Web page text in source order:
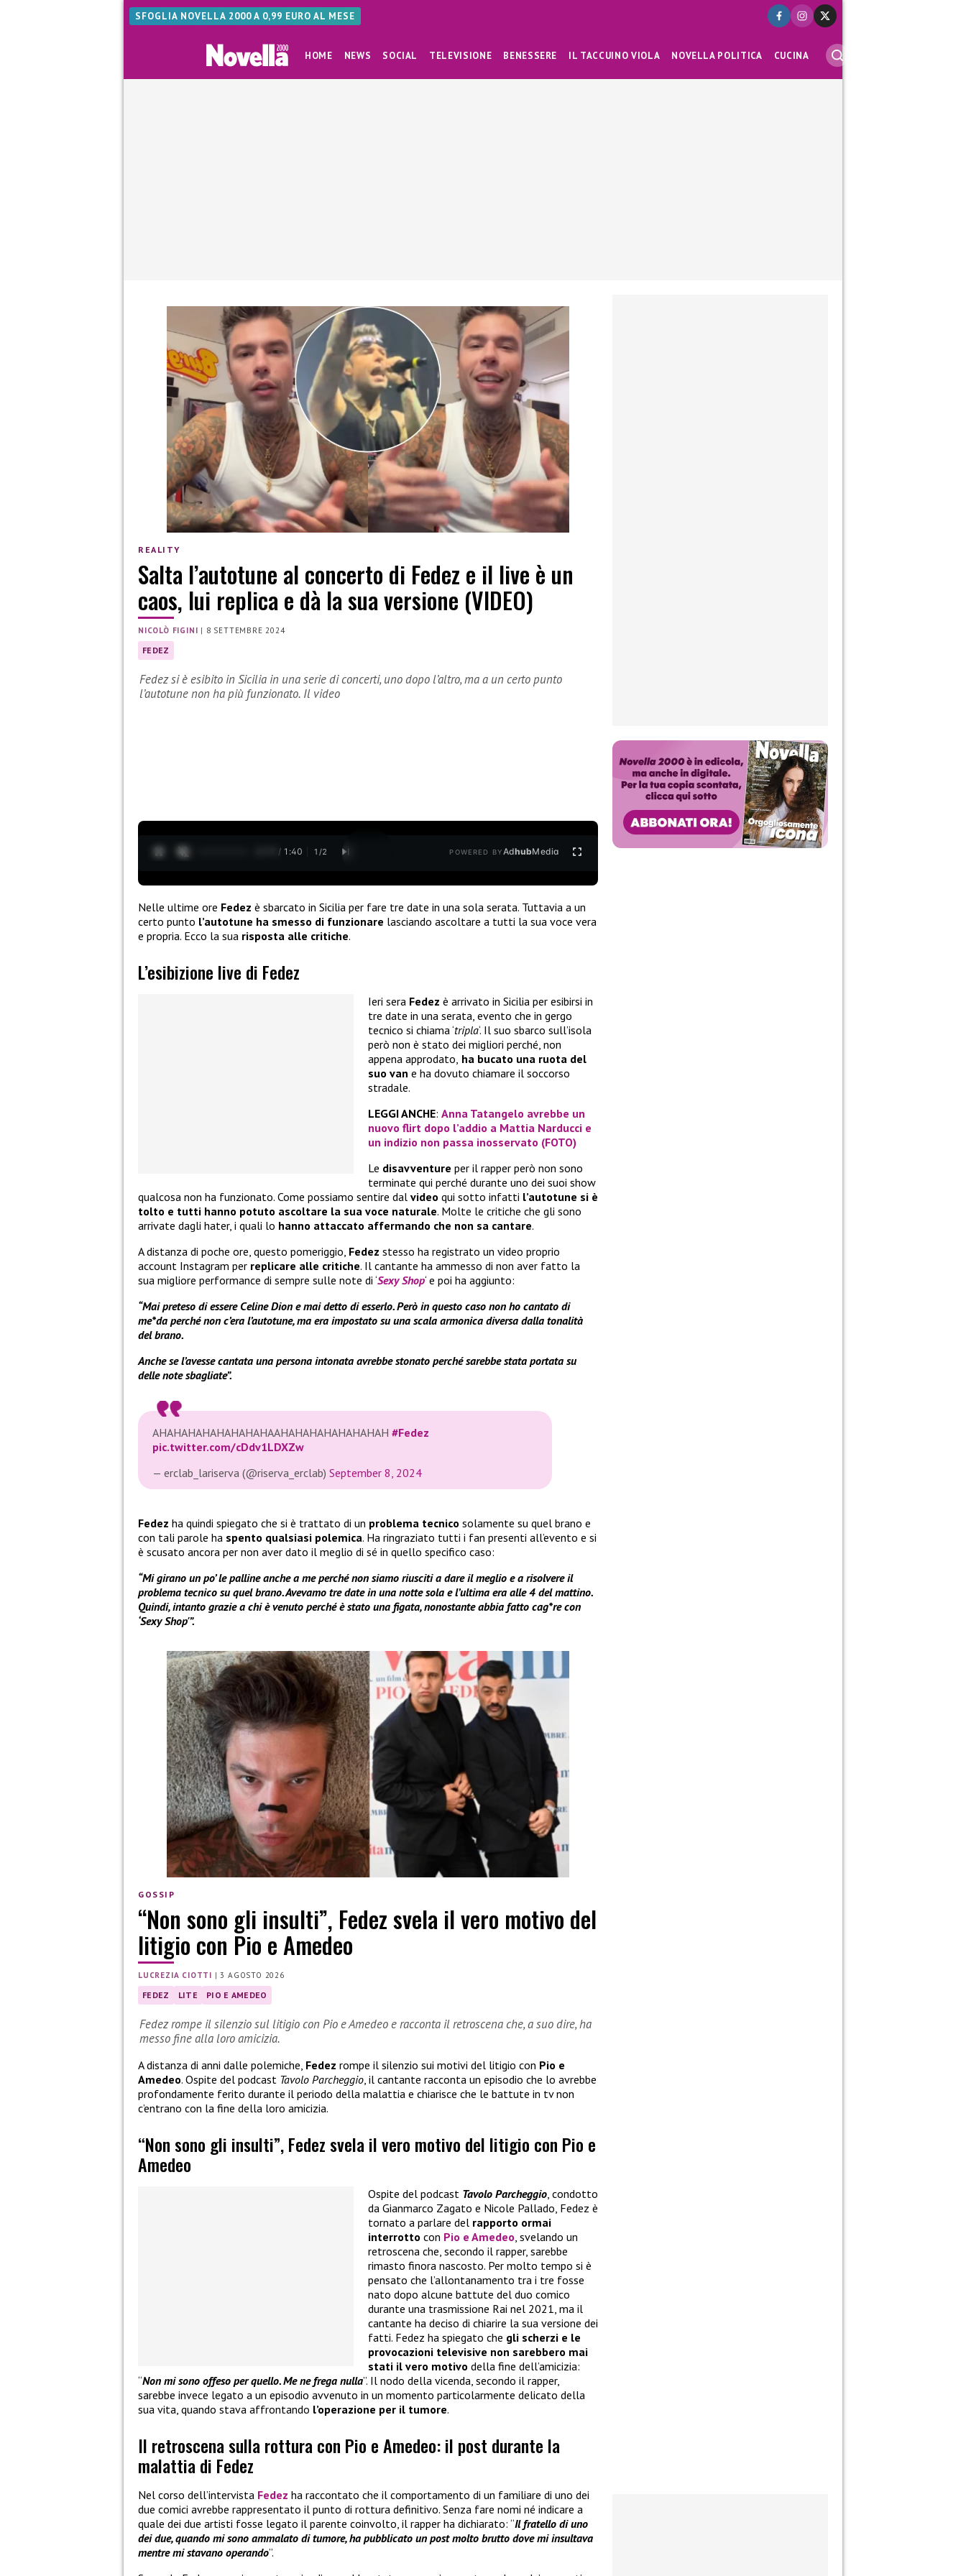
SFOGLIA NOVELLA 2000 A 0,99 EURO AL MESE
HOME NEWS SOCIAL TELEVISIONE BENESSERE IL TACCUINO VIOLA NOVELLA POLITICA CUCINA
REALITY
Salta l’autotune al concerto di Fedez e il live è un
caos, lui replica e dà la sua versione (VIDEO)
NICOLÒ FIGINI | 8 SETTEMBRE 2024
FEDEZ
Fedez si è esibito in Sicilia in una serie di concerti, uno dopo l’altro, ma a un certo punto
l’autotune non ha più funzionato. Il video
0:20 / 1:40 1 /2 POWERED BYAdhubMedia
Nelle ultime ore Fedez è sbarcato in Sicilia per fare tre date in una sola serata. Tuttavia a un
certo punto l’autotune ha smesso di funzionare lasciando ascoltare a tutti la sua voce vera
e propria. Ecco la sua risposta alle critiche.
L’esibizione live di Fedez
Ieri sera Fedez è arrivato in Sicilia per esibirsi in
tre date in una serata, evento che in gergo
tecnico si chiama ‘tripla‘. Il suo sbarco sull’isola
però non è stato dei migliori perché, non
appena approdato, ha bucato una ruota del
suo van e ha dovuto chiamare il soccorso
stradale.
LEGGI ANCHE: Anna Tatangelo avrebbe un
nuovo flirt dopo l’addio a Mattia Narducci e
un indizio non passa inosservato (FOTO)
Le disavventure per il rapper però non sono
terminate qui perché durante uno dei suoi show
qualcosa non ha funzionato. Come possiamo sentire dal video qui sotto infatti l’autotune si è
tolto e tutti hanno potuto ascoltare la sua voce naturale. Molte le critiche che gli sono
arrivate dagli hater, i quali lo hanno attaccato affermando che non sa cantare.
A distanza di poche ore, questo pomeriggio, Fedez stesso ha registrato un video proprio
account Instagram per replicare alle critiche. Il cantante ha ammesso di non aver fatto la
sua migliore performance di sempre sulle note di ‘Sexy Shop‘ e poi ha aggiunto:
“Mai preteso di essere Celine Dion e mai detto di esserlo. Però in questo caso non ho cantato di
me*da perché non c’era l’autotune, ma era impostato su una scala armonica diversa dalla tonalità
del brano.
Anche se l’avesse cantata una persona intonata avrebbe stonato perché sarebbe stata portata su
delle note sbagliate”.
AHAHAHAHAHAHAHAHAAHAHAHAHAHAHAHAH #Fedez
pic.twitter.com/cDdv1LDXZw
— erclab_lariserva (@riserva_erclab) September 8, 2024
Fedez ha quindi spiegato che si è trattato di un problema tecnico solamente su quel brano e
con tali parole ha spento qualsiasi polemica. Ha ringraziato tutti i fan presenti all’evento e si
è scusato ancora per non aver dato il meglio di sé in quello specifico caso:
“Mi girano un po’ le palline anche a me perché non siamo riusciti a dare il meglio e a risolvere il
problema tecnico su quel brano. Avevamo tre date in una notte sola e l’ultima era alle 4 del mattino.
Quindi, intanto grazie a chi è venuto perché è stato una figata, nonostante abbia fatto cag*re con
‘Sexy Shop'”.
GOSSIP
“Non sono gli insulti”, Fedez svela il vero motivo del
litigio con Pio e Amedeo
LUCREZIA CIOTTI |3 AGOSTO 2026
FEDEZ LITE PIO E AMEDEO
Fedez rompe il silenzio sul litigio con Pio e Amedeo e racconta il retroscena che, a suo dire, ha
messo fine alla loro amicizia.
A distanza di anni dalle polemiche, Fedez rompe il silenzio sui motivi del litigio con Pio e
Amedeo. Ospite del podcast Tavolo Parcheggio , il cantante racconta un episodio che lo avrebbe
profondamente ferito durante il periodo della malattia e chiarisce che le battute in tv non
c’entrano con la fine della loro amicizia.
“Non sono gli insulti”, Fedez svela il vero motivo del litigio con Pio e
Amedeo
Ospite del podcast Tavolo Parcheggio, condotto
da Gianmarco Zagato e Nicole Pallado, Fedez è
tornato a parlare del rapporto ormai
interrotto con Pio e Amedeo, svelando un
retroscena che, secondo il rapper, sarebbe
rimasto finora nascosto. Per molto tempo si è
pensato che l’allontanamento tra i tre fosse
nato dopo alcune battute del duo comico
durante una trasmissione Rai nel 2021, ma il
cantante ha deciso di chiarire la sua versione dei
fatti. Fedez ha spiegato che gli scherzi e le
provocazioni televisive non sarebbero mai
stati il vero motivo della fine dell’amicizia:
“Non mi sono offeso per quello. Me ne frega nulla”. Il nodo della vicenda, secondo il rapper,
sarebbe invece legato a un episodio avvenuto in un momento particolarmente delicato della
sua vita, quando stava affrontando l’operazione per il tumore.
Il retroscena sulla rottura con Pio e Amedeo: il post durante la
malattia di Fedez
Nel corso dell’intervista Fedez ha raccontato che il comportamento di un familiare di uno dei
due comici avrebbe rappresentato il punto di rottura definitivo. Senza fare nomi né indicare a
quale dei due artisti fosse legato il parente coinvolto, il rapper ha dichiarato: “Il fratello di uno
dei due, quando mi sono ammalato di tumore, ha pubblicato un post molto brutto dove mi insultava
mentre mi stavano operando”.